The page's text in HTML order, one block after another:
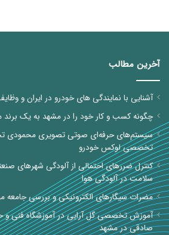
آخرین مطالب
آشنایی با نمایندگی های خودرو در ایران و
چگونه کسب و کار خود را در مشهد به یک برند
سیستم‌های حرفه‌ای صوتی تصویری محمودی
تخصصی لوکس خودرو
کنترل ضررهای احتمالی از آلودگی شهرهای
سلامت در آلودگی هوا
مضرات سیگارهای الکترونیکی و بررسی جامعه
آموزش تخصصی گل آرایی در آموزشگاه فنی و
صادقی در مشهد